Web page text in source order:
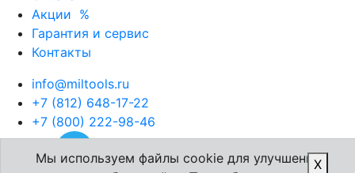
X
Мы используем файлы cookie для улучшения
Акции %
Гарантия и сервис
Контакты
info@miltools.ru
+7 (812) 648-17-22
+7 (800) 222-98-46